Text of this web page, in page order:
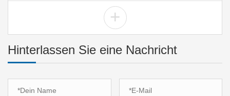
+
Hinterlassen Sie eine Nachricht